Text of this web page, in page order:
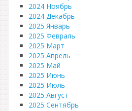
2024 Ноябрь
2024 Декабрь
2025 Январь
2025 Февраль
2025 Март
2025 Апрель
2025 Май
2025 Июнь
2025 Июль
2025 Август
2025 Сентябрь